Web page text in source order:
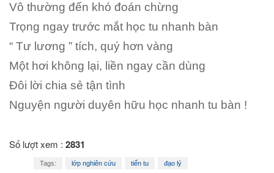
Vô thường đến khó đoán chừng
Trọng ngay trước mắt học tu nhanh bàn
“ Tư lương ” tích, quý hơn vàng
Một hơi không lại, liền ngay cần dùng
Đôi lời chia sẻ tận tình
Nguyện người duyên hữu học nhanh tu bàn !
Số lượt xem : 2831
Tags: lớp nghiên cứu tiến tu đạo lý